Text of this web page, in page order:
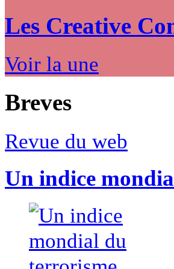
Les Creative
Voir la une
Breves
Revue du web
Un indice